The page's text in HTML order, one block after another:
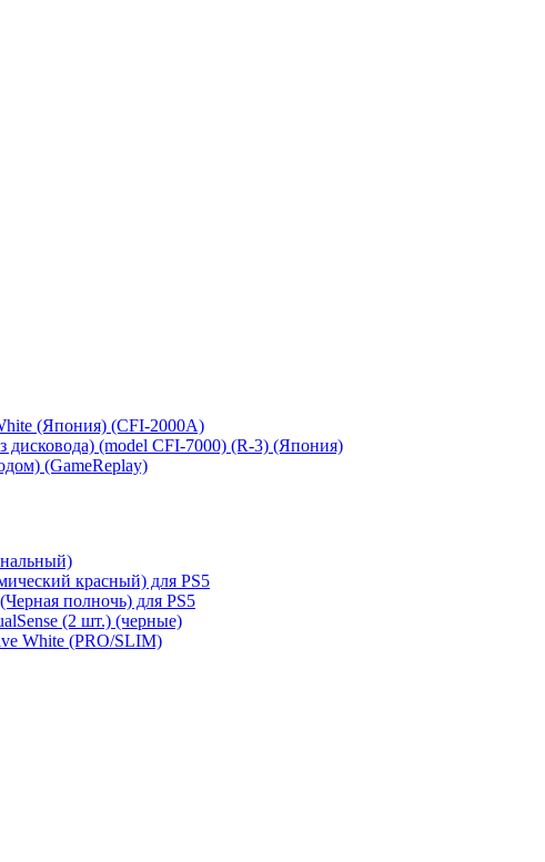
(Япония) (CFI-2000A)
дисковода) (model CFI-7000) (R-3) (Япония)
(GameReplay)
красный) для PS5
полночь) для PS5
(2 шт.) (черные)
White (PRO/SLIM)